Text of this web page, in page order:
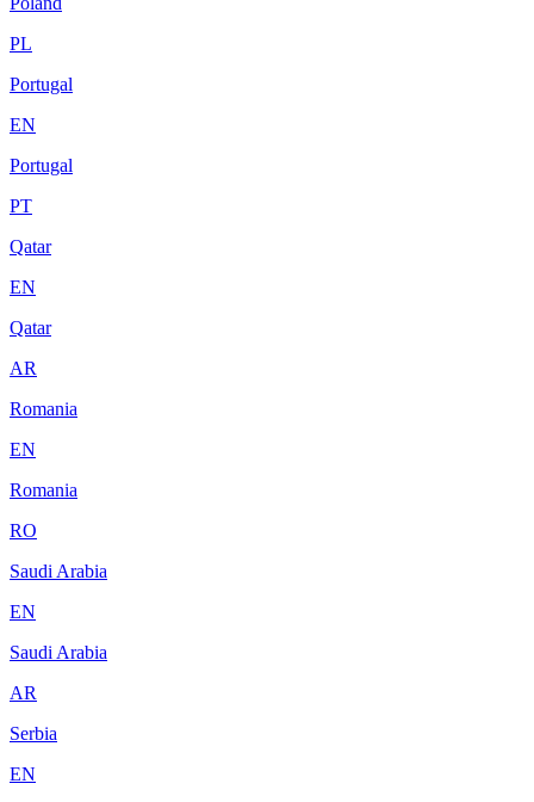
PL
Portugal
EN
Portugal
PT
Qatar
EN
Qatar
AR
Romania
EN
Romania
RO
Saudi Arabia
EN
Saudi Arabia
AR
Serbia
EN